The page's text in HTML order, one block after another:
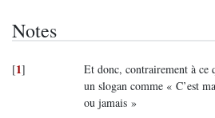
Notes
[1]
Et donc, contrairement à ce
un slogan comme « C’est
ou jamais »